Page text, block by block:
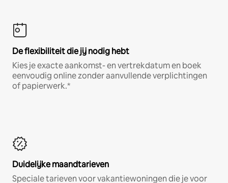
De flexibiliteit die jij nodig hebt
Kies je exacte aankomst- en vertrekdatum en boek
eenvoudig online zonder aanvullende verplichtingen
of papierwerk.*
Duidelijke maandtarieven
Speciale tarieven voor vakantiewoningen die je voor